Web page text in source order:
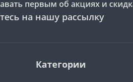
первым об акциях и
на нашу рассылку
Категории